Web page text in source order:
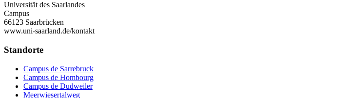
Universität des Saarlandes
Campus
66123 Saarbrücken
www.uni-saarland.de/kontakt
Standorte
Campus de Sarrebruck
Campus de Hombourg
Campus de Dudweiler
Meerwiesertalweg